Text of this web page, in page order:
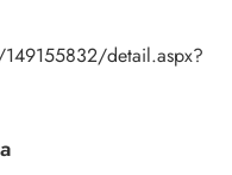
detail.aspx?